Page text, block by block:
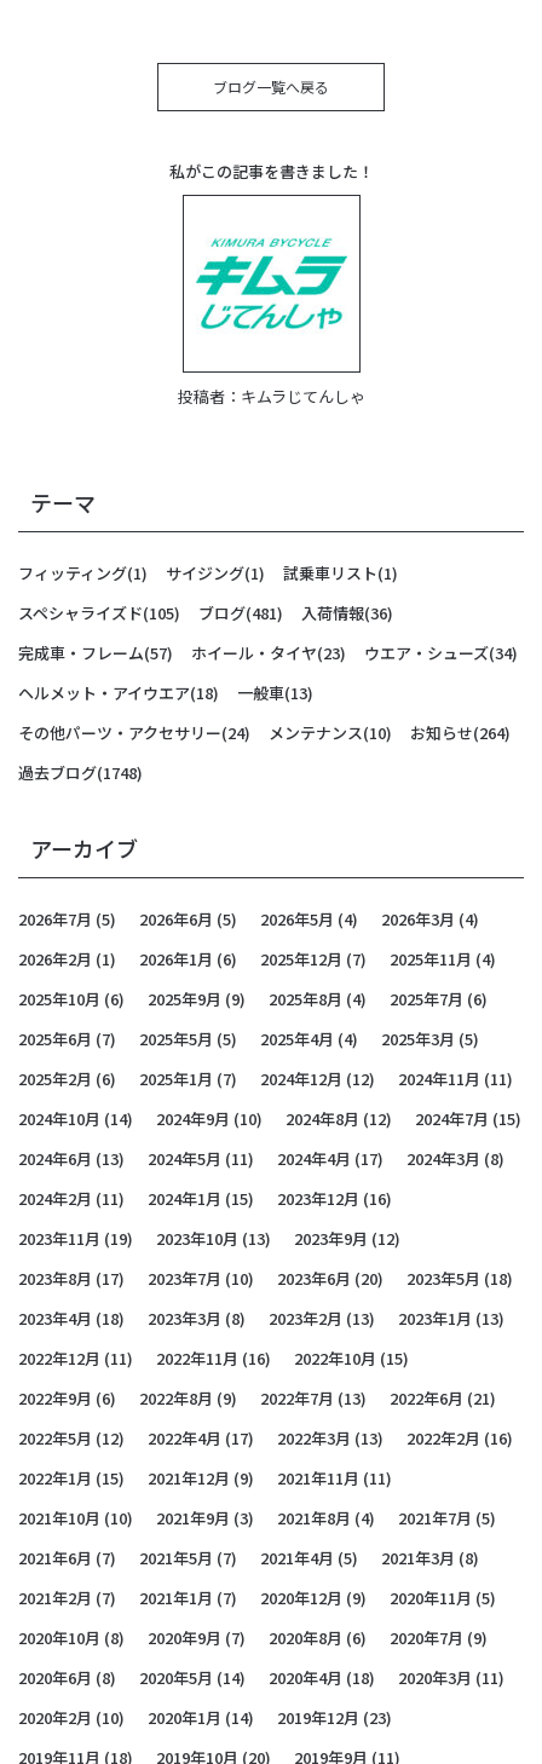
ブログ一覧へ戻る
私がこの記事を書きました！
投稿者： キムラじてんしゃ
テーマ
フィッティング(1) サイジング(1) 試乗車リスト(1)
スペシャライズド(105) ブログ(481) 入荷情報(36)
完成車・フレーム(57) ホイール・タイヤ(23) ウエア・シューズ(34)
ヘルメット・アイウエア(18) 一般車(13)
その他パーツ・アクセサリー(24) メンテナンス(10) お知らせ(264)
過去ブログ(1748)
アーカイブ
2026年7月 (5) 2026年6月 (5) 2026年5月 (4) 2026年3月 (4)
2026年2月 (1) 2026年1月 (6) 2025年12月 (7) 2025年11月 (4)
2025年10月 (6) 2025年9月 (9) 2025年8月 (4) 2025年7月 (6)
2025年6月 (7) 2025年5月 (5) 2025年4月 (4) 2025年3月 (5)
2025年2月 (6) 2025年1月 (7) 2024年12月 (12) 2024年11月 (11)
2024年10月 (14) 2024年9月 (10) 2024年8月 (12) 2024年7月 (15)
2024年6月 (13) 2024年5月 (11) 2024年4月 (17) 2024年3月 (8)
2024年2月 (11) 2024年1月 (15) 2023年12月 (16)
2023年11月 (19) 2023年10月 (13) 2023年9月 (12)
2023年8月 (17) 2023年7月 (10) 2023年6月 (20) 2023年5月 (18)
2023年4月 (18) 2023年3月 (8) 2023年2月 (13) 2023年1月 (13)
2022年12月 (11) 2022年11月 (16) 2022年10月 (15)
2022年9月 (6) 2022年8月 (9) 2022年7月 (13) 2022年6月 (21)
2022年5月 (12) 2022年4月 (17) 2022年3月 (13) 2022年2月 (16)
2022年1月 (15) 2021年12月 (9) 2021年11月 (11)
2021年10月 (10) 2021年9月 (3) 2021年8月 (4) 2021年7月 (5)
2021年6月 (7) 2021年5月 (7) 2021年4月 (5) 2021年3月 (8)
2021年2月 (7) 2021年1月 (7) 2020年12月 (9) 2020年11月 (5)
2020年10月 (8) 2020年9月 (7) 2020年8月 (6) 2020年7月 (9)
2020年6月 (8) 2020年5月 (14) 2020年4月 (18) 2020年3月 (11)
2020年2月 (10) 2020年1月 (14) 2019年12月 (23)
2019年11月 (18) 2019年10月 (20) 2019年9月 (11)